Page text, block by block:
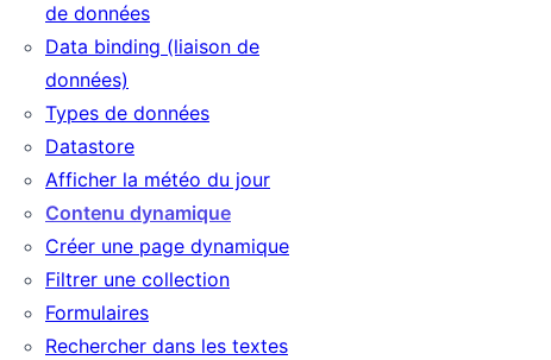
de données
Data binding (liaison de
données)
Types de données
Datastore
Afficher la météo du jour
Contenu dynamique
Créer une page dynamique
Filtrer une collection
Formulaires
Rechercher dans les textes